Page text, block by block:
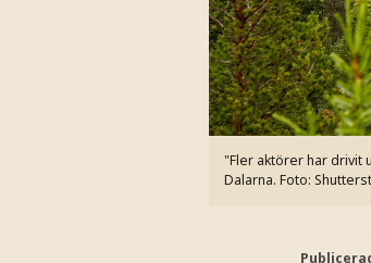
"Fler aktörer har drivit
Dalarna. Foto: